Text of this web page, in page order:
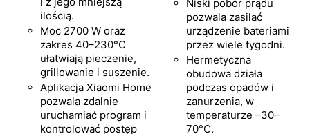
ilością.
Moc 2700 W oraz
zakres 40–230°C
ułatwiają pieczenie,
grillowanie i suszenie.
Aplikacja Xiaomi Home
pozwala zdalnie
uruchamiać program i
kontrolować postęp
Niski pobór prądu
pozwala zasilać
urządzenie bateriami
przez wiele tygodni.
Hermetyczna
obudowa działa
podczas opadów i
zanurzenia, w
temperaturze –30–
70°C.